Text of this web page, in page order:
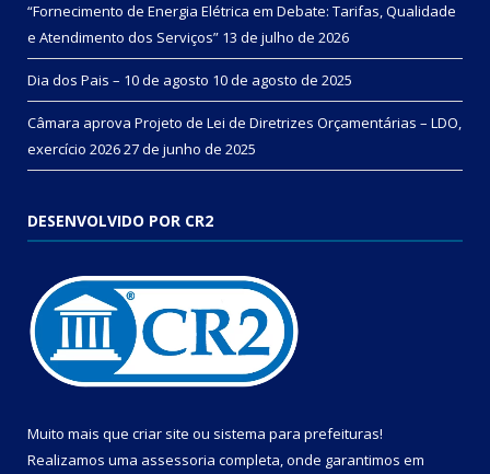
“Fornecimento de Energia Elétrica em Debate: Tarifas, Qualidade
e Atendimento dos Serviços” 13 de julho de 2026
Dia dos Pais – 10 de agosto 10 de agosto de 2025
Câmara aprova Projeto de Lei de Diretrizes Orçamentárias – LDO,
exercício 202627 de junho de 2025
DESENVOLVIDO POR CR2
Muito mais que criar site ou sistema para prefeituras!
Realizamos uma assessoria completa, onde garantimos em